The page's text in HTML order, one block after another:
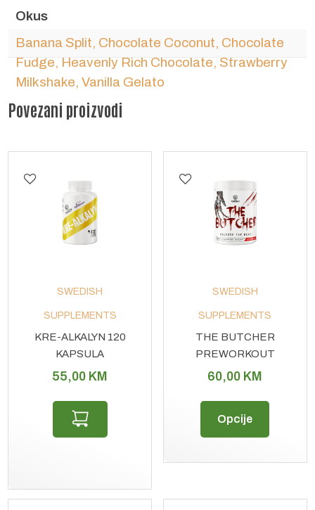
Okus
Banana Split, Chocolate Coconut, Chocolate
Fudge, Heavenly Rich Chocolate, Strawberry
Milkshake, Vanilla Gelato
Povezani proizvodi
SWEDISH
SUPPLEMENTS
KRE-ALKALYN 120
KAPSULA
55,00 KM
SWEDISH
SUPPLEMENTS
THE BUTCHER
PREWORKOUT
PWO 525G
60,00 KM
Opcije
ima